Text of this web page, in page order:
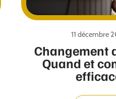
Changement
Quand et
11 décembre